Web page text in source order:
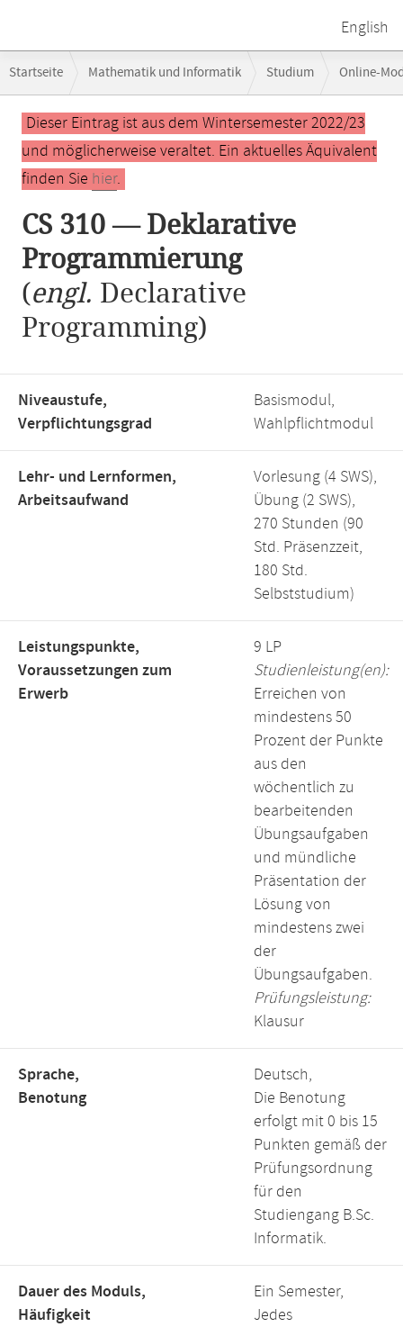
English
Navigation
Startseite Mathematik und Informatik Studium Online-
CS 310 — Deklarative Programmierung
Hauptinhalt
Dieser Eintrag ist aus dem Wintersemester 2022/23
und möglicherweise veraltet. Ein aktuelles Äquivalent
finden Sie hier.
CS 310 — Deklarative
Programmierung
(engl. Declarative
Programming)
Niveaustufe,
Verpflichtungsgrad
Basismodul,
Wahlpflichtmodul
Lehr- und Lernformen,
Arbeitsaufwand
Vorlesung (4 SWS),
Übung (2 SWS),
270 Stunden (90
Std. Präsenzzeit,
180 Std.
Selbststudium)
Leistungspunkte,
Voraussetzungen zum
Erwerb
9 LP
Studienleistung(en):
Erreichen von
mindestens 50
Prozent der Punkte
aus den
wöchentlich zu
bearbeitenden
Übungsaufgaben
und mündliche
Präsentation der
Lösung von
mindestens zwei
der
Übungsaufgaben.
Prüfungsleistung:
Klausur
Sprache,
Benotung
Deutsch,
Die Benotung
erfolgt mit 0 bis 15
Punkten gemäß der
Prüfungsordnung
für den
Studiengang B.Sc.
Informatik.
Dauer des Moduls,
Häufigkeit
Ein Semester,
Jedes